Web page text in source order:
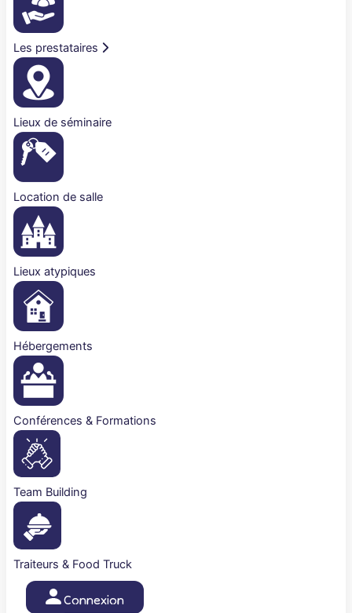
Les prestataires
Lieux de séminaire
Location de salle
Lieux atypiques
Hébergements
Conférences & Formations
Team Building
Traiteurs & Food Truck
Connexion